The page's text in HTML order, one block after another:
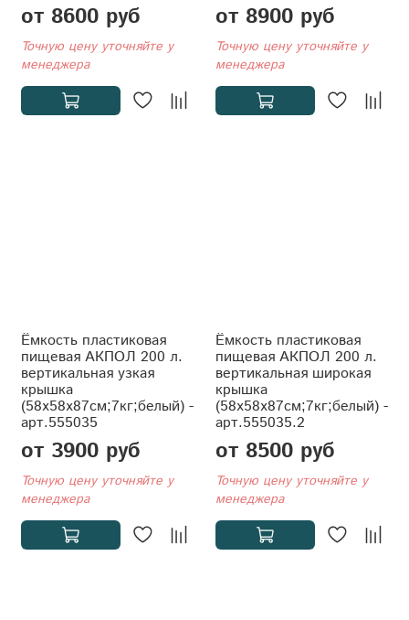
от 8600 руб
Точную цену уточняйте у
менеджера
от 8900 руб
Точную цену уточняйте у
менеджера
Ёмкость пластиковая
пищевая АКПОЛ 200 л.
вертикальная узкая
крышка
(58x58x87см;7кг;белый) -
арт.555035
от 3900 руб
Точную цену уточняйте у
менеджера
Ёмкость пластиковая
пищевая АКПОЛ 200 л.
вертикальная широкая
крышка
(58x58x87см;7кг;белый) -
арт.555035.2
от 8500 руб
Точную цену уточняйте у
менеджера